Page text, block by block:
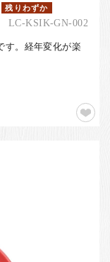
残りわずか
LC-KSIK-GN-002
す。経年変化が楽